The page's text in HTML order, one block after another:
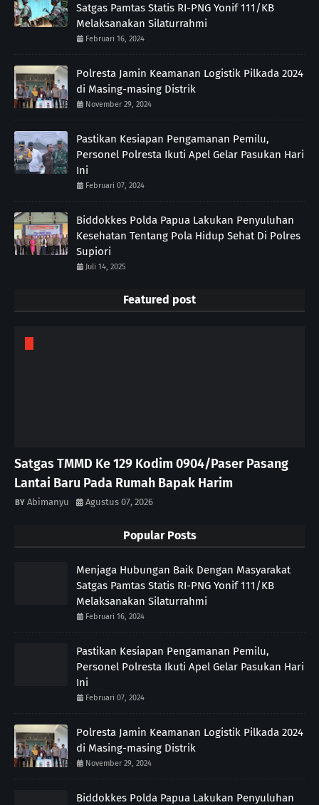
Satgas Pamtas Statis RI-PNG Yonif 111/KB
Melaksanakan Silaturrahmi
Februari 16, 2024
Polresta Jamin Keamanan Logistik Pilkada 2024
di Masing-masing Distrik
November 29, 2024
Pastikan Kesiapan Pengamanan Pemilu,
Personel Polresta Ikuti Apel Gelar Pasukan Hari
Ini
Februari 07, 2024
Biddokkes Polda Papua Lakukan Penyuluhan
Kesehatan Tentang Pola Hidup Sehat Di Polres
Supiori
Juli 14, 2025
Featured post
Satgas TMMD Ke 129 Kodim 0904/Paser Pasang
Lantai Baru Pada Rumah Bapak Harim
Abimanyu Agustus 07, 2026
Popular Posts
Menjaga Hubungan Baik Dengan Masyarakat
Satgas Pamtas Statis RI-PNG Yonif 111/KB
Melaksanakan Silaturrahmi
Februari 16, 2024
Pastikan Kesiapan Pengamanan Pemilu,
Personel Polresta Ikuti Apel Gelar Pasukan Hari
Ini
Februari 07, 2024
Polresta Jamin Keamanan Logistik Pilkada 2024
di Masing-masing Distrik
November 29, 2024
Biddokkes Polda Papua Lakukan Penyuluhan